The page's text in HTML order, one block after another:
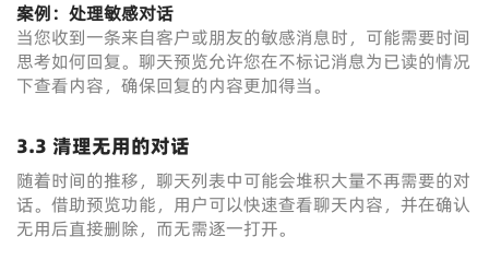
案例：处理敏感对话
当您收到一条来自客户或朋友的敏感消息时，可能需要时间
思考如何回复。聊天预览允许您在不标记消息为已读的情况
下查看内容，确保回复的内容更加得当。
3.3 清理无用的对话
随着时间的推移，聊天列表中可能会堆积大量不再需要的对
话。借助预览功能，用户可以快速查看聊天内容，并在确认
无用后直接删除，而无需逐一打开。